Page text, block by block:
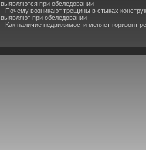
выявляются при обследовании
Почему возникают трещины в стыках
выявляют при обследовании
Как наличие недвижимости меняет горизонт